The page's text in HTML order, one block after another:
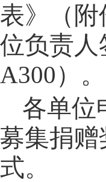
表》（附
位负责
A300）。
各单位
募集捐
式。